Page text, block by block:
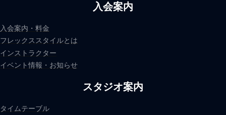
入会案内
入会案内・料金
フレックススタイルとは
インストラクター
イベント情報・お知らせ
スタジオ案内
タイムテーブル